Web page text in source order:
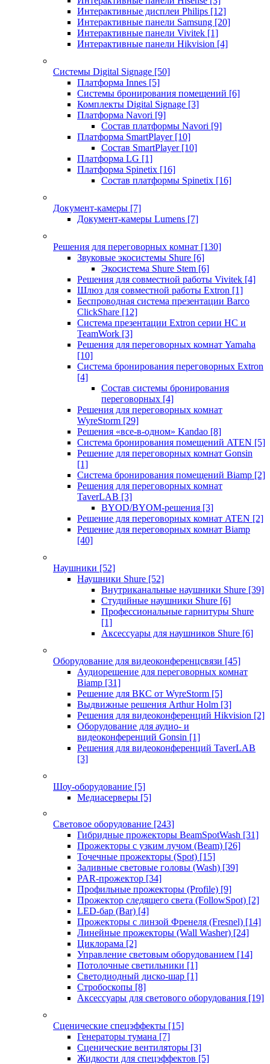
Интерактивные дисплеи Philips [12]
Интерактивные панели Samsung [20]
Интерактивные панели Vivitek [1]
Интерактивные панели Hikvision [4]
Системы Digital Signage [50]
Платформа Innes [5]
Системы бронирования помещений [6]
Комплекты Digital Signage [3]
Платформа Navori [9]
Состав платформы Navori [9]
Платформа SmartPlayer [10]
Состав SmartPlayer [10]
Платформа LG [1]
Платформа Spinetix [16]
Состав платформы Spinetix [16]
Документ-камеры [7]
Документ-камеры Lumens [7]
Решения для переговорных комнат [130]
Звуковые экосистемы Shure [6]
Экосистема Shure Stem [6]
Решения для совместной работы Vivitek [4]
Шлюз для совместной работы Extron [1]
Беспроводная система презентации Barco
ClickShare [12]
Система презентации Extron серии HC и
TeamWork [3]
Решения для переговорных комнат Yamaha
[10]
Система бронирования переговорных Extron
[4]
Состав системы бронирования
переговорных [4]
Решения для переговорных комнат
WyreStorm [29]
Решения «все-в-одном» Kandao [8]
Система бронирования помещений ATEN [5]
Решение для переговорных комнат Gonsin
[1]
Система бронирования помещений Biamp [2]
Решения для переговорных комнат
TaverLAB [3]
BYOD/BYOM-решения [3]
Решение для переговорных комнат ATEN [2]
Решение для переговорных комнат Biamp
[40]
Наушники [52]
Наушники Shure [52]
Внутриканальные наушники Shure [39]
Студийные наушники Shure [6]
Профессиональные гарнитуры Shure
[1]
Аксессуары для наушников Shure [6]
Оборудование для видеоконференцсвязи [45]
Аудиорешение для переговорных комнат
Biamp [31]
Решение для ВКС от WyreStorm [5]
Выдвижные решения Arthur Holm [3]
Решения для видеоконференций Hikvision [2]
Оборудование для аудио- и
видеоконференций Gonsin [1]
Решения для видеоконференций TaverLAB
[3]
Шоу-оборудование [5]
Медиасерверы [5]
Световое оборудование [243]
Гибридные прожекторы BeamSpotWash [31]
Прожекторы с узким лучом (Beam) [26]
Точечные прожекторы (Spot) [15]
Заливные световые головы (Wash) [39]
PAR-прожектор [34]
Профильные прожекторы (Profile) [9]
Прожектор следящего света (FollowSpot) [2]
LED-бар (Bar) [4]
Прожекторы с линзой Френеля (Fresnel) [14]
Линейные прожекторы (Wall Washer) [24]
Циклорама [2]
Управление световым оборудованием [14]
Потолочные светильники [1]
Светодиодный диско-шар [1]
Стробоскопы [8]
Аксессуары для светового оборудования [19]
Сценические спецэффекты [15]
Генераторы тумана [7]
Сценические вентиляторы [3]
Жидкости для спецэффектов [5]